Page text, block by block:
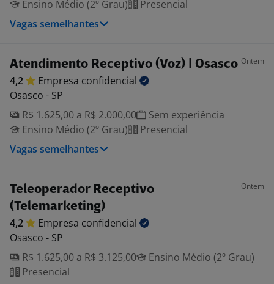
Ensino Médio (2º Grau)
Presencial
Vagas semelhantes
Atendimento Receptivo (Voz) | Osasco Ontem
4,2 Empresa confidencial
Osasco - SP
R$ 1.625,00 a R$ 2.000,00
Sem experiência
Ensino Médio (2º Grau)
Presencial
Vagas semelhantes
Teleoperador Receptivo
(Telemarketing)
Ontem
4,2 Empresa confidencial
Osasco - SP
R$ 1.625,00 a R$ 3.125,00
Ensino Médio (2º Grau)
Presencial